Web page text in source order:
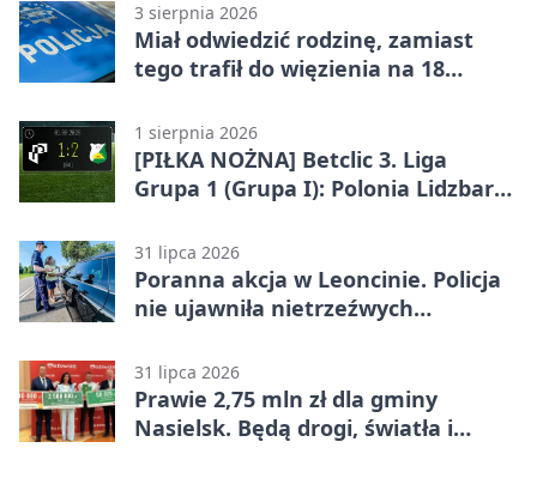
3 sierpnia 2026
Miał odwiedzić rodzinę, zamiast
tego trafił do więzienia na 18
1 sierpnia 2026
[PIŁKA NOŻNA] Betclic 3. Liga
Grupa 1 (Grupa I): Polonia Lidzbark
Mazowiecki 1:2
31 lipca 2026
Poranna akcja w Leoncinie. Policja
nie ujawniła nietrzeźwych
31 lipca 2026
Prawie 2,75 mln zł dla gminy
Nasielsk. Będą drogi, światła i